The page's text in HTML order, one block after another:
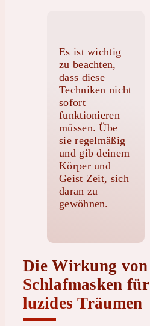
Es ist wichtig
zu beachten,
dass diese
Techniken nicht
sofort
funktionieren
müssen. Übe
sie regelmäßig
und gib deinem
Körper und
Geist Zeit, sich
daran zu
gewöhnen.
Die Wirkung von
Schlafmasken für
luzides Träumen